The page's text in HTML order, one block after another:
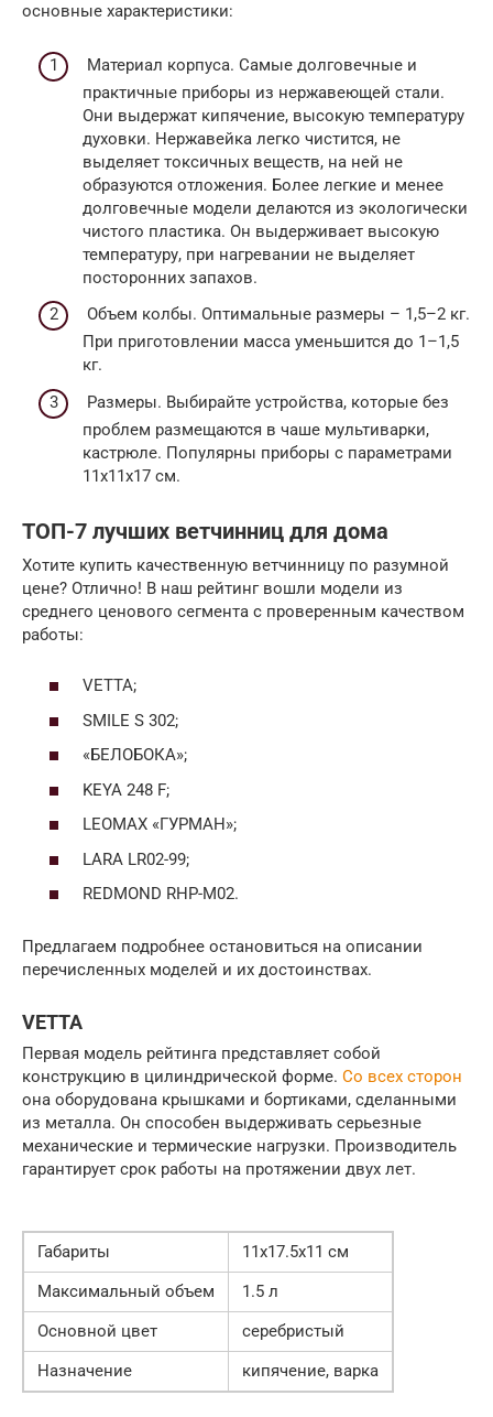
основные характеристики:
Материал корпуса. Самые долговечные и
практичные приборы из нержавеющей стали.
Они выдержат кипячение, высокую температуру
духовки. Нержавейка легко чистится, не
выделяет токсичных веществ, на ней не
образуются отложения. Более легкие и менее
долговечные модели делаются из экологически
чистого пластика. Он выдерживает высокую
температуру, при нагревании не выделяет
посторонних запахов.
Объем колбы. Оптимальные размеры – 1,5–2 кг.
При приготовлении масса уменьшится до 1–1,5
кг.
Размеры. Выбирайте устройства, которые без
проблем размещаются в чаше мультиварки,
кастрюле. Популярны приборы с параметрами
11х11х17 см.
ТОП-7 лучших ветчинниц для дома
Хотите купить качественную ветчинницу по разумной
цене? Отлично! В наш рейтинг вошли модели из
среднего ценового сегмента с проверенным качеством
работы:
VETTA;
SMILE S 302;
«БЕЛОБОКА»;
KEYA 248 F;
LEOMAX «ГУРМАН»;
LARA LR02-99;
REDMOND RHP-M02.
Предлагаем подробнее остановиться на описании
перечисленных моделей и их достоинствах.
VETTA
Первая модель рейтинга представляет собой
конструкцию в цилиндрической форме. Со всех сторон
она оборудована крышками и бортиками, сделанными
из металла. Он способен выдерживать серьезные
механические и термические нагрузки. Производитель
гарантирует срок работы на протяжении двух лет.
Габариты
11х17.5х11 см
Максимальный объем
1.5 л
Основной цвет
серебристый
Назначение
кипячение, варка